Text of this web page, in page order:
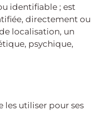
identifiable ; est
directement ou
localisation, un
psychique,
les utiliser pour ses